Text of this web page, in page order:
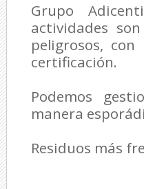
Grupo
actividades
peligrosos,
certificación.
Podemos
manera
Residuos más